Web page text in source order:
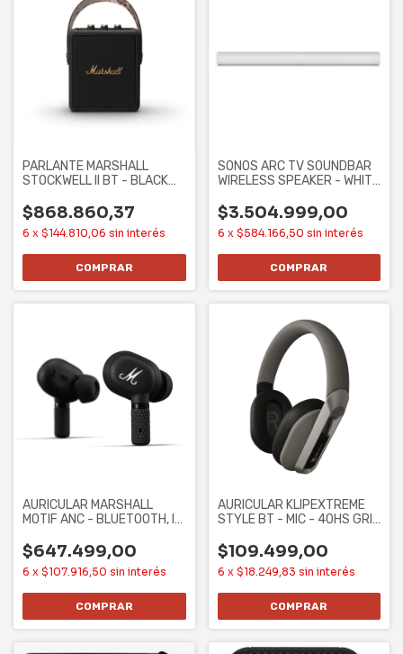
PARLANTE MARSHALL
STOCKWELL II BT - BLACK
$868.860,37
6 x $144.810,06 sin interés
SONOS ARC TV SOUNDBAR
WIRELESS SPEAKER - WHITE
$3.504.999,00
6 x $584.166,50 sin interés
AURICULAR MARSHALL
MOTIF ANC - BLUETOOTH, IN
$647.499,00
6 x $107.916,50 sin interés
AURICULAR KLIPEXTREME
STYLE BT - MIC - 40HS GRIS
$109.499,00
6 x $18.249,83 sin interés